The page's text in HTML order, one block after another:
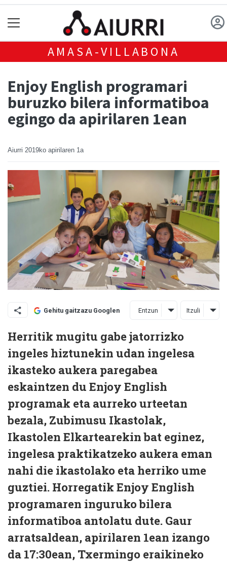
AMASA-VILLABONA
Enjoy English programari
buruzko bilera informatiboa
egingo da apirilaren 1ean
Aiurri 2019ko apirilaren 1a
Gehitu gaitzazu Googlen Entzun Itzuli
Herritik mugitu gabe jatorrizko
ingeles hiztunekin udan ingelesa
ikasteko aukera paregabea
eskaintzen du Enjoy English
programak eta aurreko urteetan
bezala, Zubimusu Ikastolak,
Ikastolen Elkartearekin bat eginez,
ingelesa praktikatzeko aukera eman
nahi die ikastolako eta herriko ume
guztiei. Horregatik Enjoy English
programaren inguruko bilera
informatiboa antolatu dute. Gaur
arratsaldean, apirilaren 1ean izango
da 17:30ean, Txermingo eraikineko